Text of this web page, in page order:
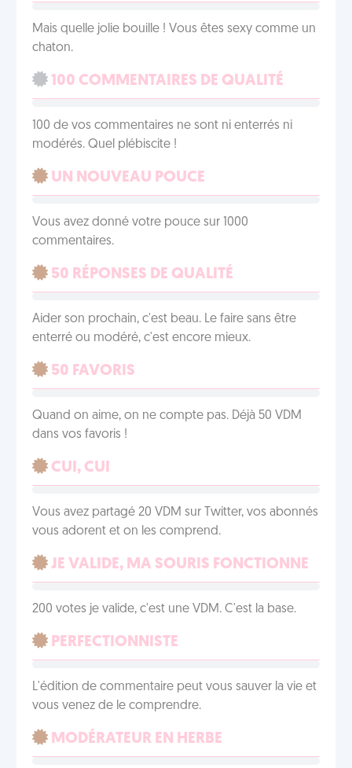
Mais quelle jolie bouille ! Vous êtes sexy comme un
chaton.
100 COMMENTAIRES DE QUALITÉ
100 de vos commentaires ne sont ni enterrés ni
modérés. Quel plébiscite !
UN NOUVEAU POUCE
Vous avez donné votre pouce sur 1000
commentaires.
50 RÉPONSES DE QUALITÉ
Aider son prochain, c'est beau. Le faire sans être
enterré ou modéré, c'est encore mieux.
50 FAVORIS
Quand on aime, on ne compte pas. Déjà 50 VDM
dans vos favoris !
CUI, CUI
Vous avez partagé 20 VDM sur Twitter, vos abonnés
vous adorent et on les comprend.
JE VALIDE, MA SOURIS FONCTIONNE
200 votes je valide, c'est une VDM. C'est la base.
PERFECTIONNISTE
L'édition de commentaire peut vous sauver la vie et
vous venez de le comprendre.
MODÉRATEUR EN HERBE